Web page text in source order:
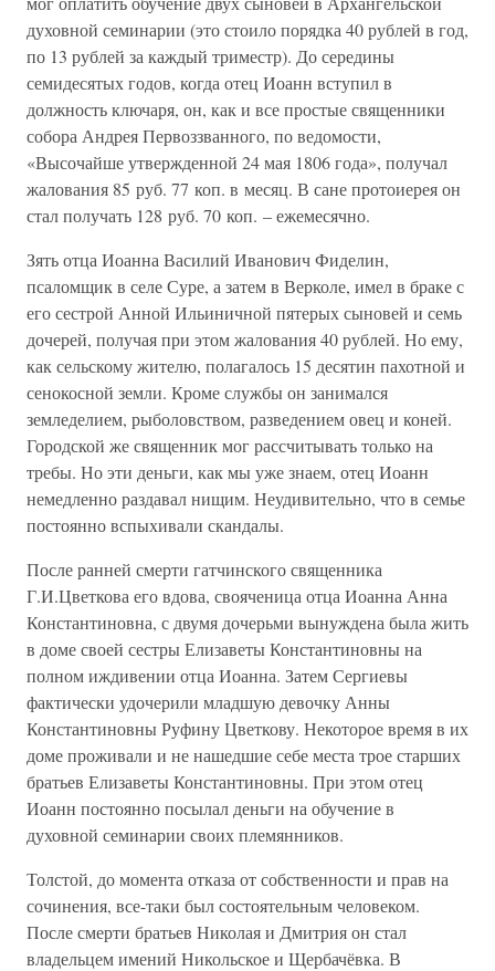
духовной семинарии (это стоило порядка 40 рублей в год,
по 13 рублей за каждый триместр). До середины
семидесятых годов, когда отец Иоанн вступил в
должность ключаря, он, как и все простые священники
собора Андрея Первоззванного, по ведомости,
«Высочайше утвержденной 24 мая 1806 года», получал
жалования 85 руб. 77 коп. в месяц. В сане протоиерея он
стал получать 128 руб. 70 коп. – ежемесячно.
Зять отца Иоанна Василий Иванович Фиделин,
псаломщик в селе Суре, а затем в Верколе, имел в браке с
его сестрой Анной Ильиничной пятерых сыновей и семь
дочерей, получая при этом жалования 40 рублей. Но ему,
как сельскому жителю, полагалось 15 десятин пахотной и
сенокосной земли. Кроме службы он занимался
земледелием, рыболовством, разведением овец и коней.
Городской же священник мог рассчитывать только на
требы. Но эти деньги, как мы уже знаем, отец Иоанн
немедленно раздавал нищим. Неудивительно, что в семье
постоянно вспыхивали скандалы.
После ранней смерти гатчинского священника
Г.И.Цветкова его вдова, свояченица отца Иоанна Анна
Константиновна, с двумя дочерьми вынуждена была жить
в доме своей сестры Елизаветы Константиновны на
полном иждивении отца Иоанна. Затем Сергиевы
фактически удочерили младшую девочку Анны
Константиновны Руфину Цветкову. Некоторое время в их
доме проживали и не нашедшие себе места трое старших
братьев Елизаветы Константиновны. При этом отец
Иоанн постоянно посылал деньги на обучение в
духовной семинарии своих племянников.
Толстой, до момента отказа от собственности и прав на
сочинения, все-таки был состоятельным человеком.
После смерти братьев Николая и Дмитрия он стал
владельцем имений Никольское и Щербачёвка. В